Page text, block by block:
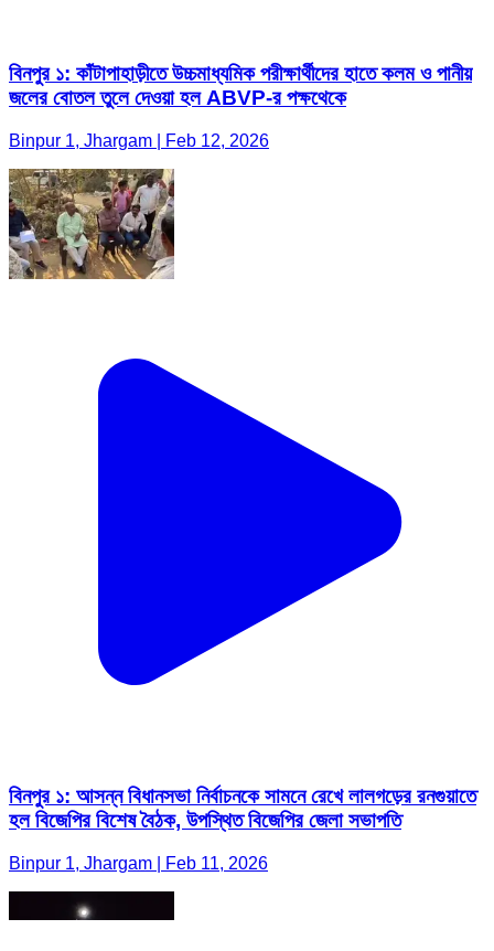
বিনপুর ১: কাঁটাপাহাড়ীতে উচ্চমাধ্যমিক পরীক্ষার্থীদের হাতে কলম ও পানীয়
জলের বোতল তুলে দেওয়া হল ABVP-র পক্ষথেকে
Binpur 1, Jhargam | Feb 12, 2026
বিনপুর ১: আসন্ন বিধানসভা নির্বাচনকে সামনে রেখে লালগড়ের রনগুয়াতে
হল বিজেপির বিশেষ বৈঠক, উপস্থিত বিজেপির জেলা সভাপতি
Binpur 1, Jhargam | Feb 11, 2026